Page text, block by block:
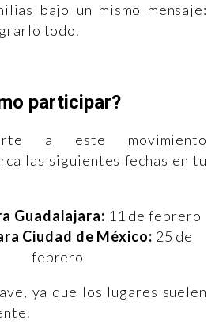
bajo un mismo mensaje:
todo.
participar?
a este movimiento
las siguientes fechas en tu
Guadalajara: 11 de febrero
Ciudad de México: 25 de
febrero
ya que los lugares suelen